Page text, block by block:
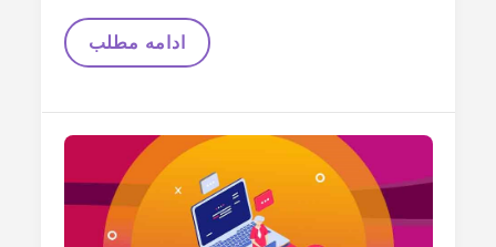
نسخه
CRM
رایگان
آریا
ادامه مطلب